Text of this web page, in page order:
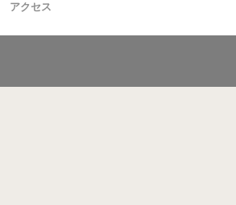
アクセス